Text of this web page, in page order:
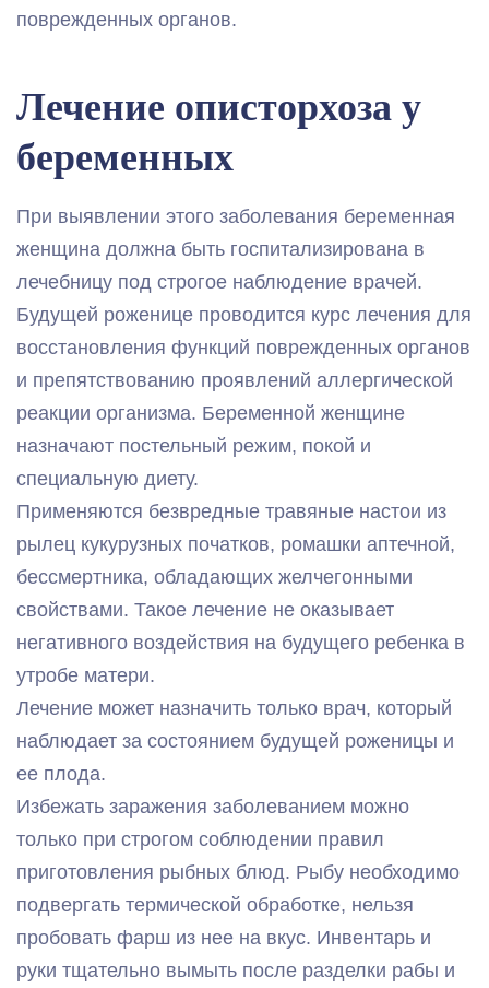
поврежденных органов.
Лечение описторхоза у
беременных
При выявлении этого заболевания беременная
женщина должна быть госпитализирована в
лечебницу под строгое наблюдение врачей.
Будущей роженице проводится курс лечения для
восстановления функций поврежденных органов
и препятствованию проявлений аллергической
реакции организма. Беременной женщине
назначают постельный режим, покой и
специальную диету.
Применяются безвредные травяные настои из
рылец кукурузных початков, ромашки аптечной,
бессмертника, обладающих желчегонными
свойствами. Такое лечение не оказывает
негативного воздействия на будущего ребенка в
утробе матери.
Лечение может назначить только врач, который
наблюдает за состоянием будущей роженицы и
ее плода.
Избежать заражения заболеванием можно
только при строгом соблюдении правил
приготовления рыбных блюд. Рыбу необходимо
подвергать термической обработке, нельзя
пробовать фарш из нее на вкус. Инвентарь и
руки тщательно вымыть после разделки рабы и